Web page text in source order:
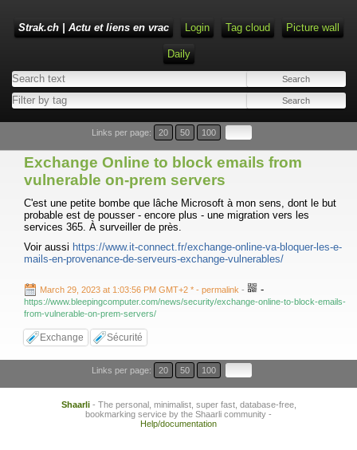
Strak.ch | Actu et liens en vrac Login Tag cloud Picture wall
Daily
Links per page: 20 50 100
Exchange Online to block emails from
vulnerable on-prem servers
C'est une petite bombe que lâche Microsoft à mon sens, dont le but
probable est de pousser - encore plus - une migration vers les
services 365. À surveiller de près.
Voir aussi https://www.it-connect.fr/exchange-online-va-bloquer-les-e-
mails-en-provenance-de-serveurs-exchange-vulnerables/
March 29, 2023 at 1:03:56 PM GMT+2 * - permalink - -
https://www.bleepingcomputer.com/news/security/exchange-online-to-block-emails-
from-vulnerable-on-prem-servers/
Exchange Sécurité
Links per page: 20 50 100
Shaarli- The personal, minimalist, super fast, database-free,
bookmarking service by the Shaarli community -
Help/documentation